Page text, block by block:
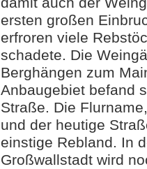
ersten großen
erfroren viele
schadete. Die
Berghängen zum
Anbaugebiet befand
Straße. Die
und der heutige
einstige Rebland. In
Großwallstadt wird